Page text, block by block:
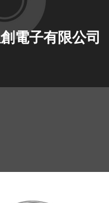
電子有限公司